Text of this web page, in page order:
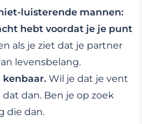
luisterende mannen:
hebt voordat je je punt
als je ziet dat je partner
levensbelang.
kenbaar. Wil je dat je vent
dan. Ben je op zoek
die dan.